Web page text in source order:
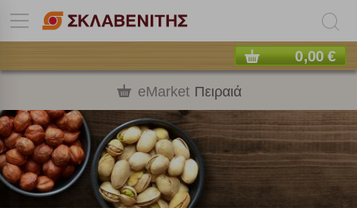
0,00 €
eMarket Πειραιά